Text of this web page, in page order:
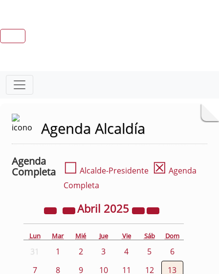
Agenda Alcaldía
Agenda
Completa
☐ Alcalde-Presidente ☒ Agenda
Completa
Abril 2025
Lun Mar Mié Jue Vie Sáb Dom
31 1 2 3 4 5
6
7
8 9 10 11 12
13